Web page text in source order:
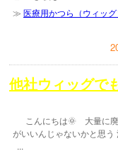
≫ 医療用かつら（ウィッ
他社ウィッグで
こんにちは🌞 大量に廃
がいいんじゃないかと思
...